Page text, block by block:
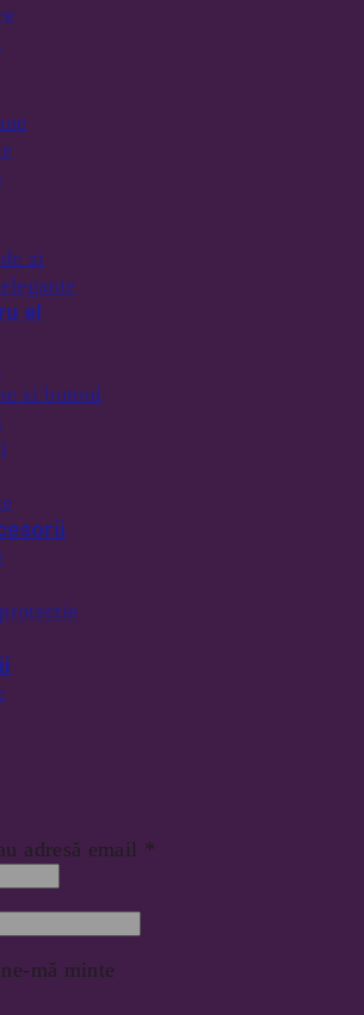
zi
el
si butoni
adresă email *
mă minte